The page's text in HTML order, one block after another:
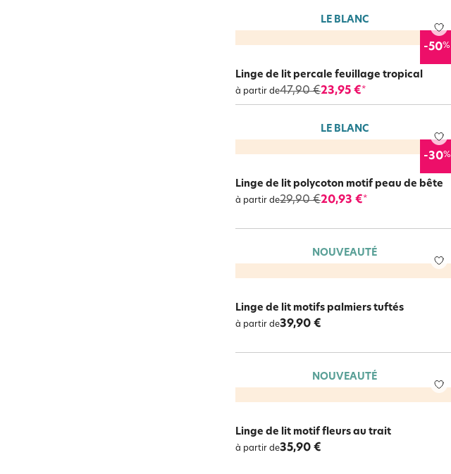
LE BLANC
-50%
Linge de lit percale feuillage tropical
à partir de47,90 €23,95 €*
LE BLANC
-30%
Linge de lit polycoton motif peau de bête
à partir de29,90 €20,93 €*
NOUVEAUTÉ
Linge de lit motifs palmiers tuftés
à partir de39,90 €
NOUVEAUTÉ
Linge de lit motif fleurs au trait
à partir de35,90 €